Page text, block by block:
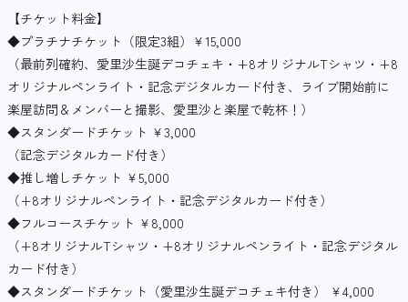
【チケット料金】
◆プラチナチケット（限定3組）￥15,000
（最前列確約、愛里沙生誕デコチェキ・+8オリジナルTシャツ・+8
オリジナルペンライト・記念デジタルカード付き、ライブ開始前に
楽屋訪問＆メンバーと撮影、愛里沙と楽屋で乾杯！）
◆スタンダードチケット ￥3,000
（記念デジタルカード付き）
◆推し増しチケット ￥5,000
（+8オリジナルペンライト・記念デジタルカード付き）
◆フルコースチケット ￥8,000
（+8オリジナルTシャツ・+8オリジナルペンライト・記念デジタル
カード付き）
◆スタンダードチケット（愛里沙生誕デコチェキ付き） ￥4,000